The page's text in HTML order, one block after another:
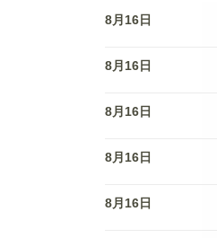
8月16日
8月16日
8月16日
8月16日
8月16日